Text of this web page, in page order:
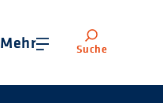
Mehr Suche